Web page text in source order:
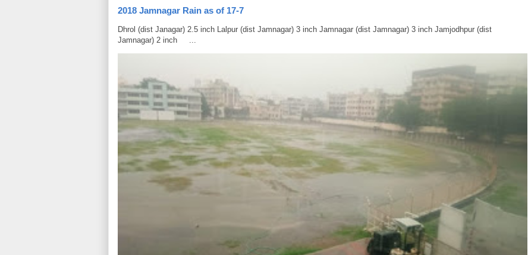
2018 Jamnagar Rain as of 17-7
Dhrol (dist Janagar) 2.5 inch Lalpur (dist Jamnagar) 3 inch Jamnagar (dist Jamnagar) 3 inch Jamjodhpur (dist
Jamnagar) 2 inch ...